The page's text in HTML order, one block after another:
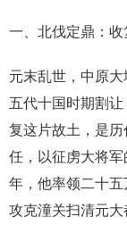
一、北伐定鼎：
元末乱世，中原
五代十国时期割
复这片故土，是
任，以征虏大将
年，他率领二十五
攻克潼关扫清元大